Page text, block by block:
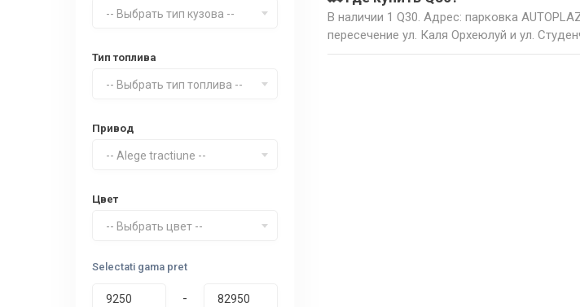
-- Выбрать тип кузова --
Тип топлива
-- Выбрать тип топлива --
Привод
-- Alege tractiune --
Цвет
-- Выбрать цвет --
Selectati gama pret
-
В наличии 1 Q30. Адрес: парковка
пересечение ул. Каля Орхеюлуй и ул.